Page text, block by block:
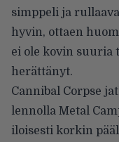
simppeli ja
hyvin, ottaen
ei ole kovin suuria
herättänyt.
Cannibal Corpse
lennolla Metal
iloisesti korkin